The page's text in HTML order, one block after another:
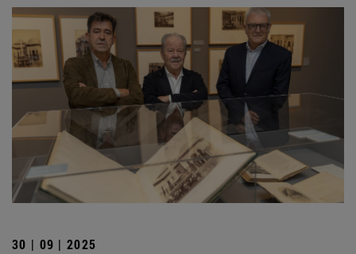
30 | 09 | 2025